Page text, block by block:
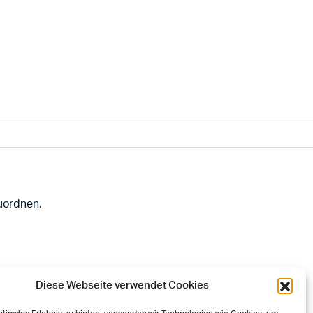
Diese Webseite verwendet Cookies